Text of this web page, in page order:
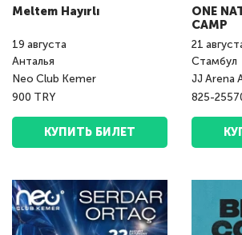
Meltem Hayırlı
19 августа
Анталья
Neo Club Kemer
900 TRY
КУПИТЬ БИЛЕТ
ONE
CAMP
21
Стамбул
JJ Arena
825-